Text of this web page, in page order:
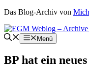
Zum
springen
Das Blog-Archiv von
Menü
BP hat ein